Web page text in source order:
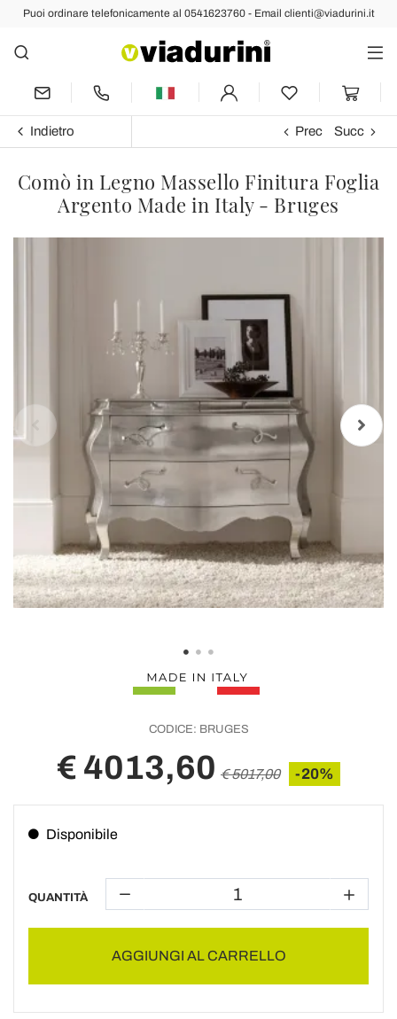
Puoi ordinare telefonicamente al 0541623760 - Email clienti@viadurini.it
Indietro Prec Succ
Comò in Legno Massello Finitura Foglia
Argento Made in Italy - Bruges
CODICE: BRUGES
€ 4013,60 € 5017,00 -20%
Disponibile
QUANTITÀ
AGGIUNGI AL CARRELLO